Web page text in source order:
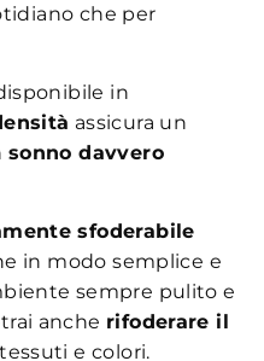
che per
in
assicura un
sonno davvero
sfoderabile
in modo semplice e
sempre pulito e
anche rifoderare il
e colori.